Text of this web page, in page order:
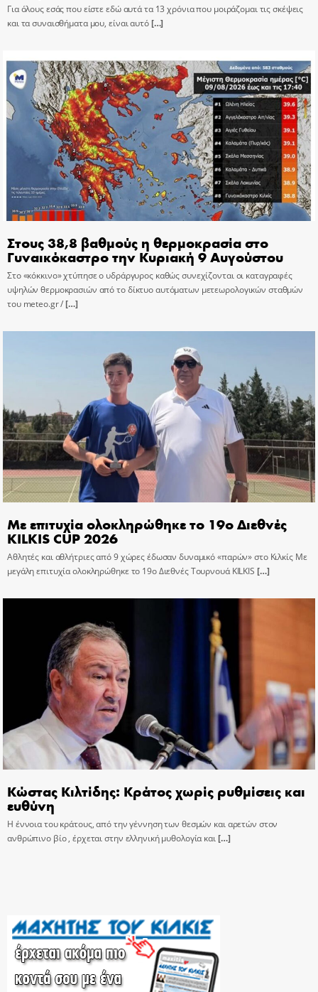
Για όλους εσάς που είστε εδώ αυτά τα 13 χρόνια που μοιράζομαι τις σκέψεις
και τα συναισθήματα μου, είναι αυτό[…]
Στους 38,8 βαθμούς η θερμοκρασία στο
Γυναικόκαστρο την Κυριακή 9 Αυγούστου
Στο «κόκκινο» χτύπησε ο υδράργυρος καθώς συνεχίζονται οι καταγραφές
υψηλών θερμοκρασιών από το δίκτυο αυτόματων μετεωρολογικών σταθμών
του meteo.gr /[…]
Με επιτυχία ολοκληρώθηκε το 19ο Διεθνές
KILKIS CUP 2026
Αθλητές και αθλήτριες από 9 χώρες έδωσαν δυναμικό «παρών» στο Κιλκίς Με
μεγάλη επιτυχία ολοκληρώθηκε το 19ο Διεθνές Τουρνουά KILKIS […]
Κώστας Κιλτίδης: Κράτος χωρίς ρυθμίσεις και
ευθύνη
Η έννοια του κράτους, από την γέννηση των θεσμών και αρετών στον
ανθρώπινο βίο , έρχεται στην ελληνική μυθολογία και[…]